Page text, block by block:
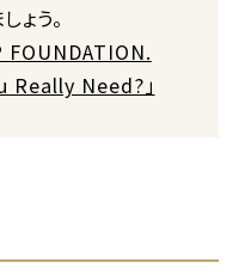
ょう。
FOUNDATION.
Really Need?」